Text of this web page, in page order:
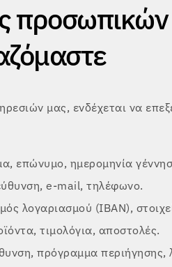
μας, ενδέχεται να
επώνυμο, ημερομηνία
e-mail, τηλέφωνο.
λογαριασμού (IBAN),
τιμολόγια, αποστολές.
πρόγραμμα περιήγησης,